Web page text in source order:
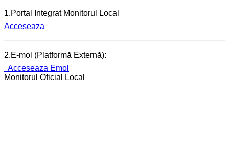
1.Portal Integrat Monitorul Local
Acceseaza
2.E-mol (Platformă Externă):
Acceseaza Emol
Monitorul Oficial Local